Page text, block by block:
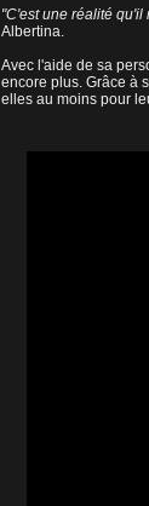
"C'est une réalité
Albertina.
Avec l'aide de sa
encore plus. Grâce à
elles au moins pour